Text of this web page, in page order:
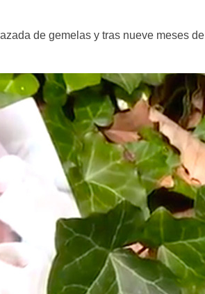
de gemelas y tras nueve meses de